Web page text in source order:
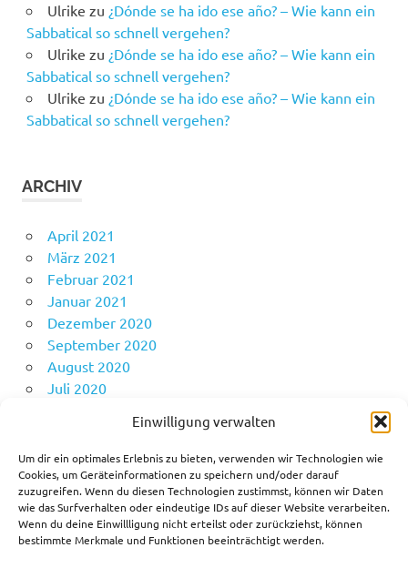
Einwilligung verwalten
Um dir ein optimales Erlebnis zu bieten, verwenden wir Technologien wie
Cookies, um Geräteinformationen zu speichern und/oder darauf
zuzugreifen. Wenn du diesen Technologien zustimmst, können wir Daten
wie das Surfverhalten oder eindeutige IDs auf dieser Website verarbeiten.
Wenn du deine Einwillligung nicht erteilst oder zurückziehst, können
bestimmte Merkmale und Funktionen beeinträchtigt werden.
Ulrike zu ¿Dónde se ha ido ese año? – Wie kann ein
Sabbatical so schnell vergehen?
Ulrike zu ¿Dónde se ha ido ese año? – Wie kann ein
Sabbatical so schnell vergehen?
Ulrike zu ¿Dónde se ha ido ese año? – Wie kann ein
Sabbatical so schnell vergehen?
ARCHIV
April 2021
März 2021
Februar 2021
Januar 2021
Dezember 2020
September 2020
August 2020
Juli 2020
April 2020
KATEGORIEN